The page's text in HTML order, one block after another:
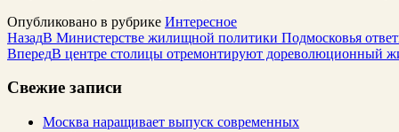
Опубликовано в рубрике Интересное
НазадВ Министерстве жилищной политики Подмосковья
ВпередВ центре столицы отремонтируют дореволюционный
Свежие записи
Москва наращивает выпуск современных